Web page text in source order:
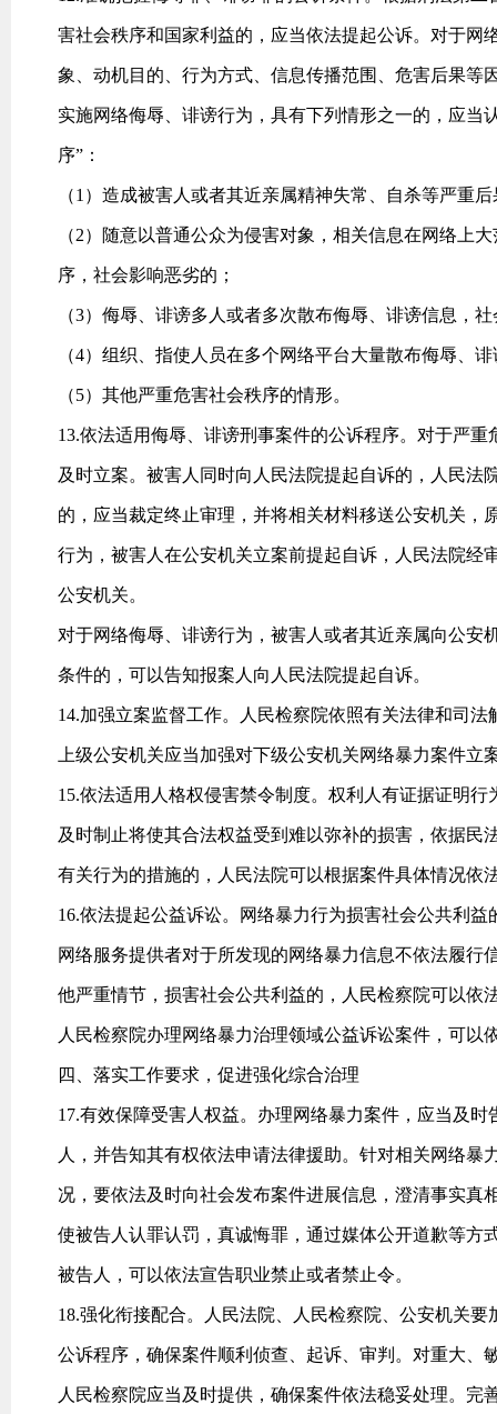
害社会秩序和国家利益的，应当依法提起公诉。对于网
象、动机目的、行为方式、信息传播范围、危害后果等
实施网络侮辱、诽谤行为，具有下列情形之一的，应当
序”：
（1）造成被害人或者其近亲属精神失常、自杀等严重
（2）随意以普通公众为侵害对象，相关信息在网络上
序，社会影响恶劣的；
（3）侮辱、诽谤多人或者多次散布侮辱、诽谤信息，
（4）组织、指使人员在多个网络平台大量散布侮辱、
（5）其他严重危害社会秩序的情形。
13.依法适用侮辱、诽谤刑事案件的公诉程序。对于严
及时立案。被害人同时向人民法院提起自诉的，人民
的，应当裁定终止审理，并将相关材料移送公安机关
行为，被害人在公安机关立案前提起自诉，人民法院经
公安机关。
对于网络侮辱、诽谤行为，被害人或者其近亲属向公
条件的，可以告知报案人向人民法院提起自诉。
14.加强立案监督工作。人民检察院依照有关法律和司
上级公安机关应当加强对下级公安机关网络暴力案件立
15.依法适用人格权侵害禁令制度。权利人有证据证明
及时制止将使其合法权益受到难以弥补的损害，依据
有关行为的措施的，人民法院可以根据案件具体情况依
16.依法提起公益诉讼。网络暴力行为损害社会公共利
网络服务提供者对于所发现的网络暴力信息不依法履
他严重情节，损害社会公共利益的，人民检察院可以依
人民检察院办理网络暴力治理领域公益诉讼案件，可
四、落实工作要求，促进强化综合治理
17.有效保障受害人权益。办理网络暴力案件，应当及
人，并告知其有权依法申请法律援助。针对相关网络
况，要依法及时向社会发布案件进展信息，澄清事实真
使被告人认罪认罚，真诚悔罪，通过媒体公开道歉等方
被告人，可以依法宣告职业禁止或者禁止令。
18.强化衔接配合。人民法院、人民检察院、公安机关
公诉程序，确保案件顺利侦查、起诉、审判。对重大、
人民检察院应当及时提供，确保案件依法稳妥处理。